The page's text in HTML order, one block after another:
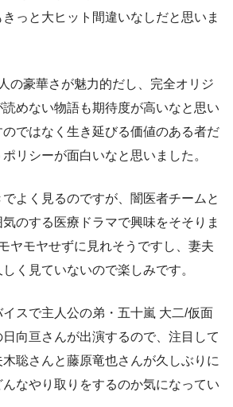
きっと大ヒット間違いなしだと思いま
の豪華さが魅力的だし、完全オリジ
めない物語も期待度が高いなと思い
ではなく生き延びる価値のある者だ
リシーが面白いなと思いました。
でよく見るのですが、闇医者チームと
のする医療ドラマで興味をそそりま
ヤモヤせずに見れそうですし、妻夫
く見ていないので楽しみです。
イスで主人公の弟・五十嵐 大二/仮面
向亘さんが出演するので、注目して
聡さんと藤原竜也さんが久しぶりに
なやり取りをするのか気になってい